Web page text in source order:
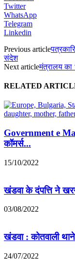
Twitter
WhatsApp
Telegram
Linkedin
Previous article
संदेश
Next articleमंत्रालय का
RELATED
Government e
कॉमर्स...
15/10/2022
खंडवा के दंपत्ति ने
03/08/2022
खंडवा : कोतवाली
24/07/2022